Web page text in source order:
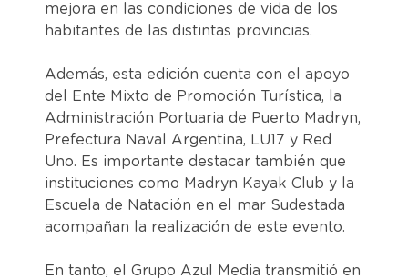
mejora en las condiciones de vida de los
habitantes de las distintas provincias.
Además, esta edición cuenta con el apoyo
del Ente Mixto de Promoción Turística, la
Administración Portuaria de Puerto Madryn,
Prefectura Naval Argentina, LU17 y Red
Uno. Es importante destacar también que
instituciones como Madryn Kayak Club y la
Escuela de Natación en el mar Sudestada
acompañan la realización de este evento.
En tanto, el Grupo Azul Media transmitió en